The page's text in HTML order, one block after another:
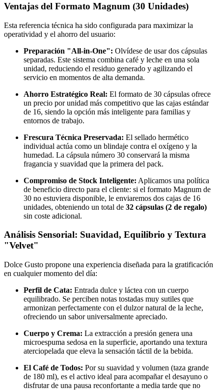
Ventajas del Formato Magnum (30 Unidades)
Esta referencia técnica ha sido configurada para maximizar la
operatividad y el ahorro del usuario:
Preparación "All-in-One": Olvídese de usar dos cápsulas
separadas. Este sistema combina café y leche en una sola
unidad, reduciendo el residuo generado y agilizando el
servicio en momentos de alta demanda.
Ahorro Estratégico Real: El formato de 30 cápsulas ofrece
un precio por unidad más competitivo que las cajas estándar
de 16, siendo la opción más inteligente para familias y
entornos de trabajo.
Frescura Técnica Preservada: El sellado hermético
individual actúa como un blindaje contra el oxígeno y la
humedad. La cápsula número 30 conservará la misma
fragancia y suavidad que la primera del pack.
Compromiso de Stock Inteligente: Aplicamos una política
de beneficio directo para el cliente: si el formato Magnum de
30 no estuviera disponible, le enviaremos dos cajas de 16
unidades, obteniendo un total de 32 cápsulas (2 de regalo)
sin coste adicional.
Análisis Sensorial: Suavidad, Equilibrio y Textura
"Velvet"
Dolce Gusto propone una experiencia diseñada para la gratificación
en cualquier momento del día:
Perfil de Cata: Entrada dulce y láctea con un cuerpo
equilibrado. Se perciben notas tostadas muy sutiles que
armonizan perfectamente con el dulzor natural de la leche,
ofreciendo un sabor universalmente apreciado.
Cuerpo y Crema: La extracción a presión genera una
microespuma sedosa en la superficie, aportando una textura
aterciopelada que eleva la sensación táctil de la bebida.
El Café de Todos: Por su suavidad y volumen (taza grande
de 180 ml), es el activo ideal para acompañar el desayuno o
disfrutar de una pausa reconfortante a media tarde que no